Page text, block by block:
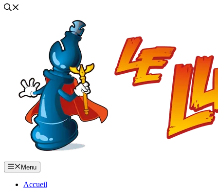
Menu
Accueil